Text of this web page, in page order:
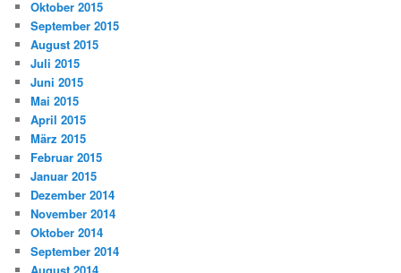
Oktober 2015
September 2015
August 2015
Juli 2015
Juni 2015
Mai 2015
April 2015
März 2015
Februar 2015
Januar 2015
Dezember 2014
November 2014
Oktober 2014
September 2014
August 2014